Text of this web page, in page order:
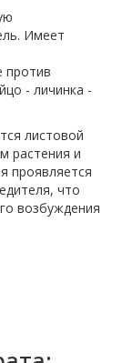
Имеет
против
- личинка -
листовой
растения и
проявляется
что
возбуждения